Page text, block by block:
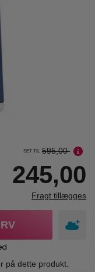
SET TIL 595,00
245,00
Fragt tillægges
på dette produkt.